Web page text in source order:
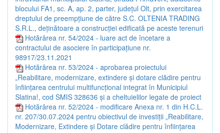
blocului FA1, sc. A, ap. 2, parter, județul Olt, prin exercitarea
dreptului de preempțiune de către S.C. OLTENIA TRADING
S.R.L., deținătoare a construcției edificată pe aceste terenuri
Hotărârea nr. 54/2024 - luare act de încetare a
contractului de asociere în participațiune nr.
98917/23.11.2021
Hotărârea nr. 53/2024 - aprobarea proiectului
„Reabilitare, modernizare, extindere și dotare clădire pentru
înființarea centrului multifuncțional integrat în Municipiul
Slatina!, cod SMIS 328636 și a cheltuielilor legate de proiect
Hotărârea nr. 52/2024 - modificare Anexa nr. 1 din H.C.L.
nr. 207/30.07.2024 pentru obiectivul de investiții „Reabilitare,
Modernizare, Extindere și Dotare clădire pentru înființarea